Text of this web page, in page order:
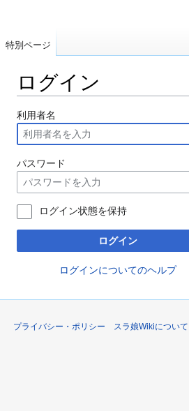
ログイン
ナ
ビ
ゲ
ー
シ
ョ
ン
に
動
検
索
に
移
動
利用者名
パスワード
ログイン状態を保持
ログイン
ログインについてのヘルプ
特別ページ
プライバシー・ポリシー スラ娘Wikiについて